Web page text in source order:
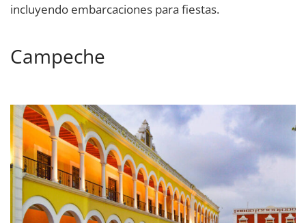
incluyendo embarcaciones para fiestas.
Campeche